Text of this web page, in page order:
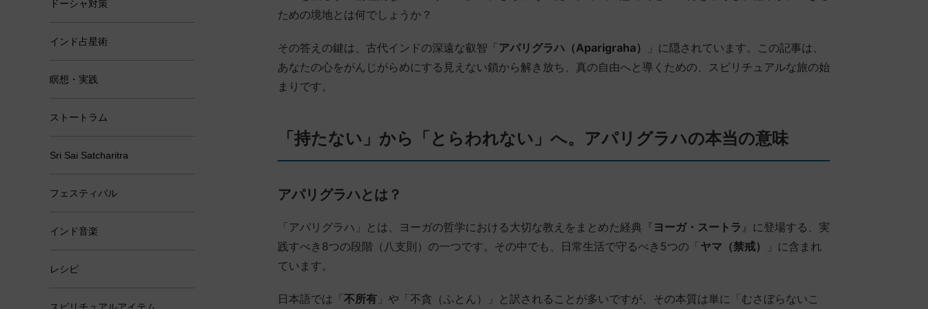
ための境地とは何でしょうか？
その答えの鍵は、古代インドの深遠な叡智「アパリグラハ（Aparigraha）
」に隠されています。この記事は、
あなたの心をがんじがらめにする見えない鎖から解き放ち、真の自由へと導くための、スピリチュアルな旅の始
まりです。
「持たない」から「とらわれない」へ。アパリグラハの本当の意味
アパリグラハとは？
「アパリグラハ」とは、ヨーガの哲学における大切な教えをまとめた経典『 ヨーガ・スートラ 』に登場する、実
践すべき8つの段階（八支則）の一つです。その中でも、日常生活で守るべき5つの「ヤマ（禁戒）
」に含まれ
ています。
日本語では「不所有 」や「不貪（ふとん）」と訳されることが多いですが、その本質は単に「むさぼらないこ
ドーシャ対策
インド占星術
瞑想・実践
ストートラム
Sri Sai Satcharitra
フェスティバル
インド音楽
レシピ